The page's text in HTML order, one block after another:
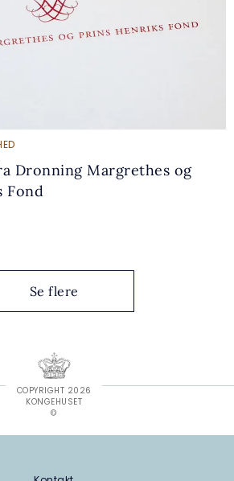
Dronning Margrethes og
Fond
Se flere
COPYRIGHT 2026
KONGEHUSET
©